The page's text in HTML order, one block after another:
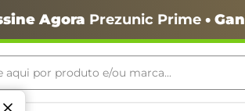
Agora Prezunic Prime•
aqui por produto e/ou marca...
mais buscados